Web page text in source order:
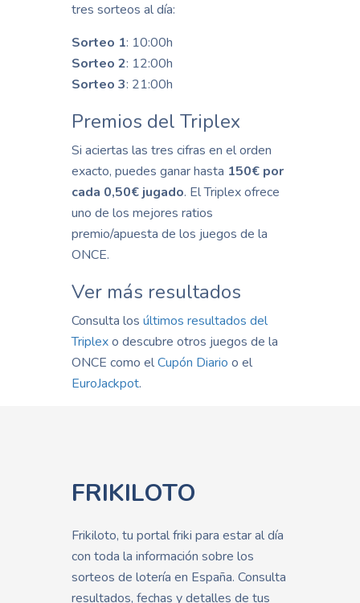
tres sorteos al día:
Sorteo 1: 10:00h
Sorteo 2: 12:00h
Sorteo 3: 21:00h
Premios del Triplex
Si aciertas las tres cifras en el orden
exacto, puedes ganar hasta 150€ por
cada 0,50€ jugado. El Triplex ofrece
uno de los mejores ratios
premio/apuesta de los juegos de la
ONCE.
Ver más resultados
Consulta los últimos resultados del
Triplexo descubre otros juegos de la
ONCE como elCupón Diario o el
EuroJackpot.
FRIKILOTO
Frikiloto, tu portal friki para estar al día
con toda la información sobre los
sorteos de lotería en España. Consulta
resultados, fechas y detalles de tus